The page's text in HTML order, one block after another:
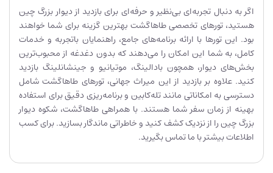
اگر به دنبال تجربه‌ای بی‌نظیر و حرفه‌ای برای بازدید از دیوار بزرگ چین
هستید، تورهای تخصصی طاهاگشت بهترین گزینه برای شما خواهند
بود. این تورها با ارائه برنامه‌های جامع، راهنمایان باتجربه و خدمات
کامل، به شما این امکان را می‌دهند که بدون دغدغه از محبوب‌ترین
بخش‌های دیوار، همچون بادالینگ، موتیانیو و جینشانلینگ بازدید
کنید. علاوه بر بازدید از این میراث جهانی، تورهای طاهاگشت شامل
دسترسی به امکاناتی مانند تله‌کابین و برنامه‌ریزی دقیق برای استفاده
بهینه از زمان سفر شما هستند. با همراهی طاهاگشت، شکوه دیوار
بزرگ چین را از نزدیک کشف کنید و خاطراتی ماندگار بسازید. برای کسب
اطلاعات بیشتر با ما تماس بگیرید.